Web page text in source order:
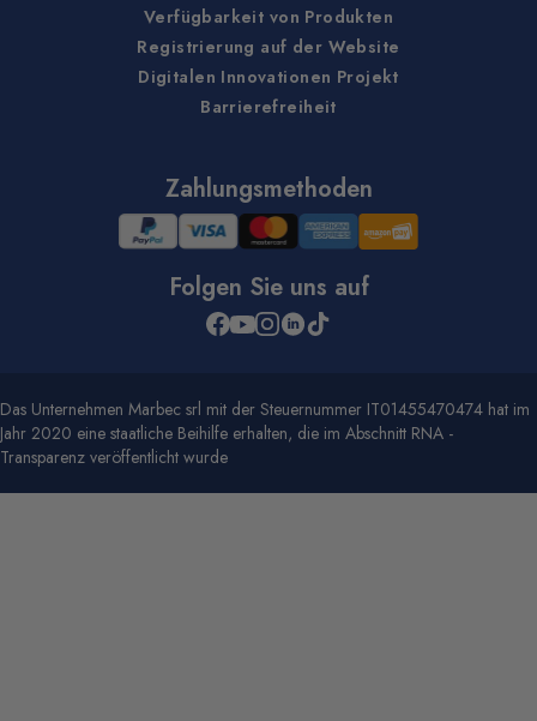
Verfügbarkeit von Produkten
Registrierung auf der Website
Digitalen Innovationen Projekt
Barrierefreiheit
Zahlungsmethoden
Folgen Sie uns auf
Das Unternehmen Marbec srl mit der Steuernummer IT01455470474 hat im
Jahr 2020 eine staatliche Beihilfe erhalten, die im Abschnitt RNA -
Transparenz veröffentlicht wurde